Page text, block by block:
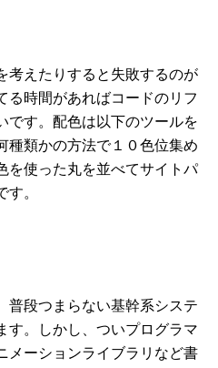
考えたりすると失敗するのが
る時間があればコードのリフ
です。配色は以下のツールを
種類かの方法で１０色位集め
を使った丸を並べてサイトパ
。
普段つまらない基幹系システ
す。しかし、ついプログラマ
メーションライブラリなど書